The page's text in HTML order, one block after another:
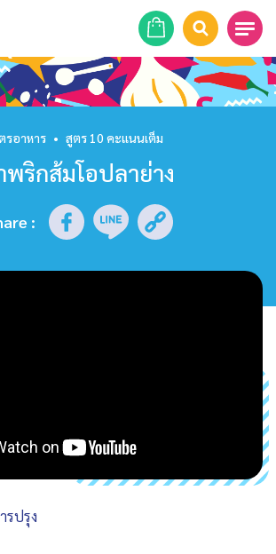
รอาหาร • สูตร 10 คะแนนเต็ม
พริกส้มโอปลาย่าง
:
รปรุง